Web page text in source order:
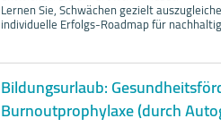
Lernen Sie, Schwächen gezielt
individuelle Erfolgs-Roadmap für
Bildungsurlaub:
Burnoutprophylaxe (durch